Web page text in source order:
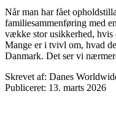
Når man har fået
familiesammenføring med
vække stor usikkerhed,
Mange er i tvivl om, hvad
Danmark. Det ser vi
Skrevet af: Danes
Publiceret: 13. marts 2026